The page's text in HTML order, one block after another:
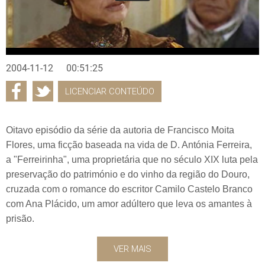
2004-11-12 00:51:25
LICENCIAR CONTEÚDO
Oitavo episódio da série da autoria de Francisco Moita
Flores, uma ficção baseada na vida de D. Antónia Ferreira,
a "Ferreirinha", uma proprietária que no século XIX luta pela
preservação do património e do vinho da região do Douro,
cruzada com o romance do escritor Camilo Castelo Branco
com Ana Plácido, um amor adúltero que leva os amantes à
prisão.
VER MAIS